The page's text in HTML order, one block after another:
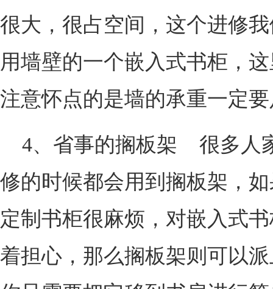
很大，很占空间，这个进修
用墙壁的一个嵌入式书柜，
注意怀点的是墙的承重一定
4、省事的搁板架 很多人
修的时候都会用到搁板架，
定制书柜很麻烦，对嵌入式
着担心，那么搁板架则可以